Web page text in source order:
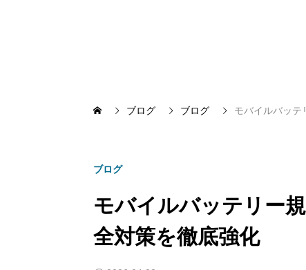
ブログ ブログ モバイルバッテ
ブログ
モバイルバッテリー
全対策を徹底強化